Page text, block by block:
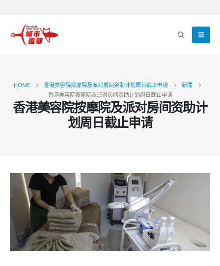
HOME 香港美容院按摩院及派对房间资助计划周日截止申请
新聞
香港美容院按摩院及派对房间资助计划周日截止申请
香港美容院按摩院及派对房间资助计
划周日截止申请